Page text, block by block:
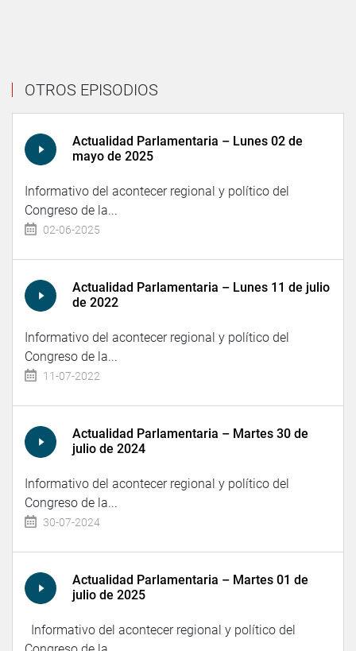
OTROS EPISODIOS
Actualidad Parlamentaria – Lunes 02 de
mayo de 2025
Informativo del acontecer regional y político del
Congreso de la...
02-06-2025
Actualidad Parlamentaria – Lunes 11 de julio
de 2022
Informativo del acontecer regional y político del
Congreso de la...
11-07-2022
Actualidad Parlamentaria – Martes 30 de
julio de 2024
Informativo del acontecer regional y político del
Congreso de la...
30-07-2024
Actualidad Parlamentaria – Martes 01 de
julio de 2025
Informativo del acontecer regional y político del